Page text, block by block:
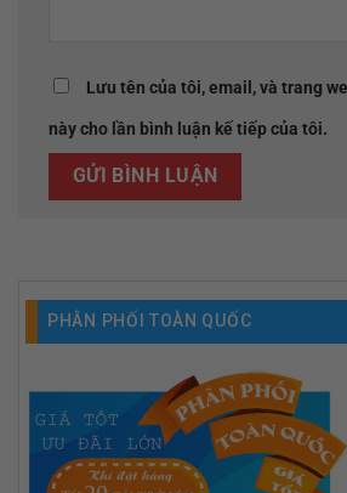
Lưu tên của tôi, email, và trang
này cho lần bình luận kế tiếp của tôi.
PHÂN PHỐI TOÀN QUỐC